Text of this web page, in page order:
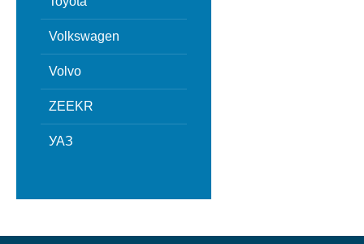
Volkswagen
Volvo
ZEEKR
УАЗ